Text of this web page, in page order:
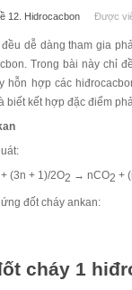
12. Hidrocacbon Được
dễ dàng tham gia
Trong bài này chỉ
hỗn hợp các
biết kết hợp đặc điểm
+ (3n + 1)/2O2 → nCO2 +
đốt cháy ankan:
cháy 1